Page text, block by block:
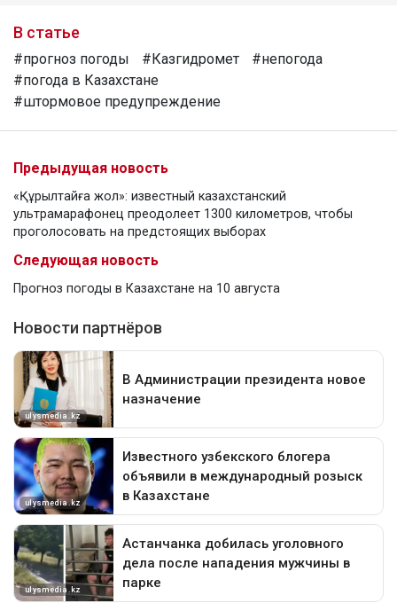
В статье
#прогноз погоды #Казгидромет
#непогода
#погода в Казахстане
#штормовое предупреждение
Предыдущая новость
«Құрылтайға жол»: известный казахстанский
ультрамарафонец преодолеет 1300 километров, чтобы
проголосовать на предстоящих выборах
Следующая новость
Прогноз погоды в Казахстане на 10 августа